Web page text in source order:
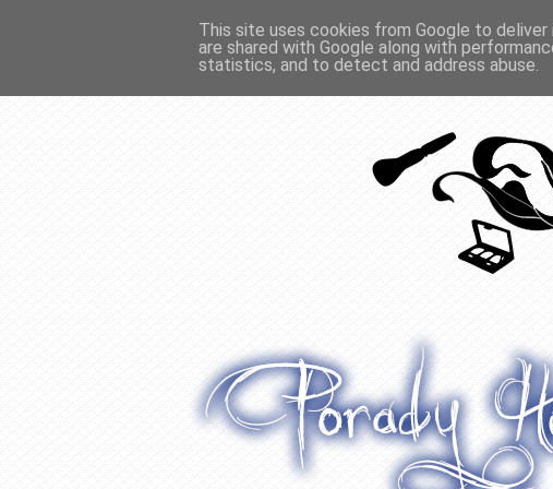
O WŁOSACH RECENZJE WYWIADY O
This site uses cookies from Google to
are shared with Google along with
statistics, and to detect and address abuse.